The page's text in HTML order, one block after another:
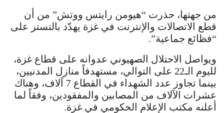
من جهتها، حذرت “هيومن رايتس ووتش” من أن
قطع الاتصالات والإنترنت في غزة يهدّد بالتستر على
“فظائع جماعية”.
ويواصل الاحتلال الصهيوني عدوانه على قطاع غزة،
لليوم الـ22 على التوالي، مستهدفاً منازل المدنيين،
بينما تجاوز عدد الشهداء في القطاع 7 آلاف، وهناك
عشرات الآلاف من المصابين والمفقودين، وفقاً لما
أعلنه مكتب الإعلام الحكومي في غزة.